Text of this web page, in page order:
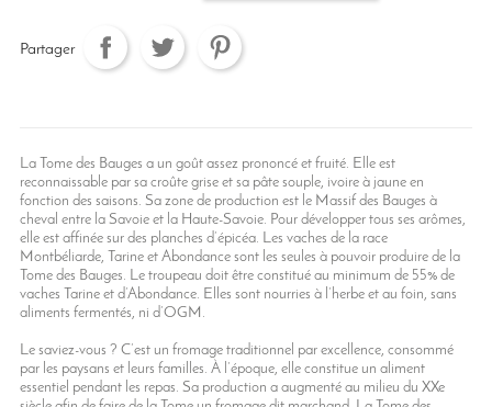
Partager
La Tome des Bauges a un goût assez prononcé et fruité. Elle est
reconnaissable par sa croûte grise et sa pâte souple, ivoire à jaune en
fonction des saisons. Sa zone de production est le Massif des Bauges à
cheval entre la Savoie et la Haute-Savoie. Pour développer tous ses arômes,
elle est affinée sur des planches d’épicéa. Les vaches de la race
Montbéliarde, Tarine et Abondance sont les seules à pouvoir produire de la
Tome des Bauges. Le troupeau doit être constitué au minimum de 55% de
vaches Tarine et d’Abondance. Elles sont nourries à l’herbe et au foin, sans
aliments fermentés, ni d’OGM.
Le saviez-vous ? C’est un fromage traditionnel par excellence, consommé
par les paysans et leurs familles. À l’époque, elle constitue un aliment
essentiel pendant les repas. Sa production a augmenté au milieu du XXe